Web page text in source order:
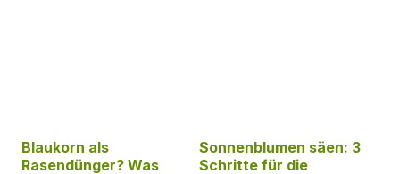
Blaukorn als
Rasendünger? Was
Sonnenblumen säen: 3
Schritte für die